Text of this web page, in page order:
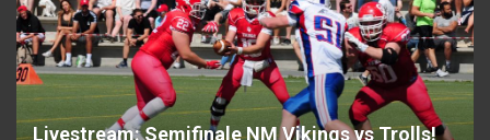
Livestream: Semifinale NM Vikings vs Trolls!